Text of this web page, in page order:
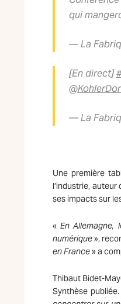
qui
— La
[En direct]
— La
Une première
l’industrie,
ses impacts sur
« En Allemagne,
numérique»,
en France» a
Thibaut Bidet-
Synthèse